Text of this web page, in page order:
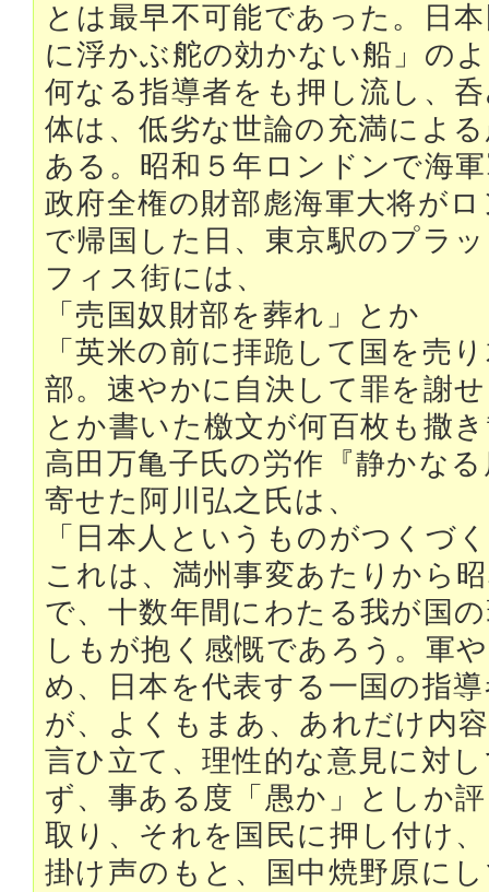
とは最早不可能であった。日
に浮かぶ舵の効かない船」の
何なる指導者をも押し流し、
体は、低劣な世論の充満によ
ある。昭和５年ロンドンで海
政府全権の財部彪海軍大将が
で帰国した日、東京駅のプラ
フィス街には、
「売国奴財部を葬れ」とか
「英米の前に拝跪して国を売
部。速やかに自決して罪を謝
とか書いた檄文が何百枚も撒
高田万亀子氏の労作『静かな
寄せた阿川弘之氏は、
「日本人というものがつくづ
これは、満州事変あたりから
で、十数年間にわたる我が国
しもが抱く感慨であろう。軍
め、日本を代表する一国の指
が、よくもまあ、あれだけ内
言ひ立て、理性的な意見に対
ず、事ある度「愚か」としか
取り、それを国民に押し付け
掛け声のもと、国中焼野原に